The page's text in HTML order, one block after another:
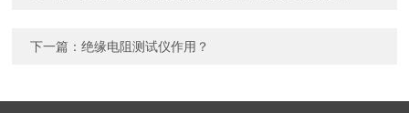
下一篇：绝缘电阻测试仪作用？